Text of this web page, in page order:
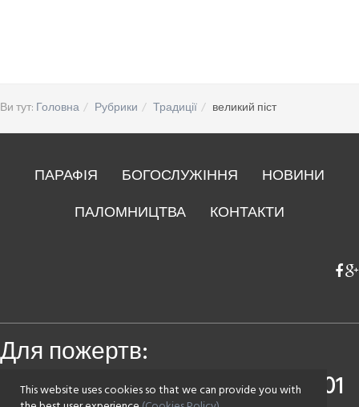
Ви тут: Головна Рубрики Традиції великий піст
ПАРАФІЯ БОГОСЛУЖІННЯ
НОВИНИ
ПАЛОМНИЦТВА
КОНТАКТИ
Для пожертв:
Приватбанк4149 4393 0083 7501
This website uses cookies so that we can provide you with